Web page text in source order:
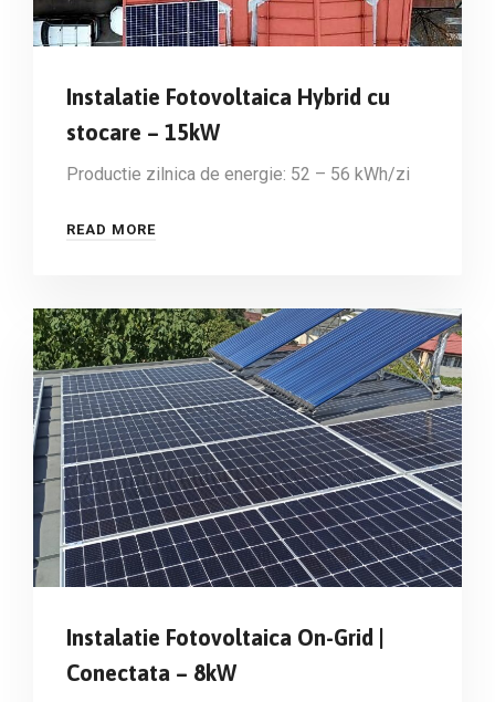
Instalatie Fotovoltaica Hybrid cu
stocare – 15kW
Productie zilnica de energie: 52 – 56 kWh/zi
READ MORE
Instalatie Fotovoltaica On-Grid |
Conectata – 8kW